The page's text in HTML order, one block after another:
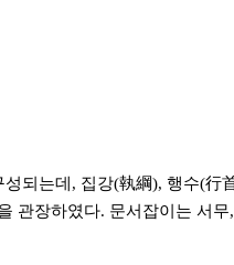
되는데, 집강(執綱), 행수(行
관장하였다. 문서잡이는 서